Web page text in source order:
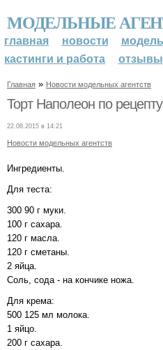
МОДЕЛЬНЫЕ
главная новости
кастинги и работа
отзывы
Главная » Новости модельных агентств
Торт Наполеон по
22.08.2015 в 14:21
Новости модельных агентств
Ингредиенты.
Для теста:
300 90 г муки.
100 г сахара.
120 г масла.
120 г сметаны.
2 яйца.
Соль, сода - на кончике ножа.
Для крема:
500 125 мл молока.
1 яйцо.
200 г сахара.